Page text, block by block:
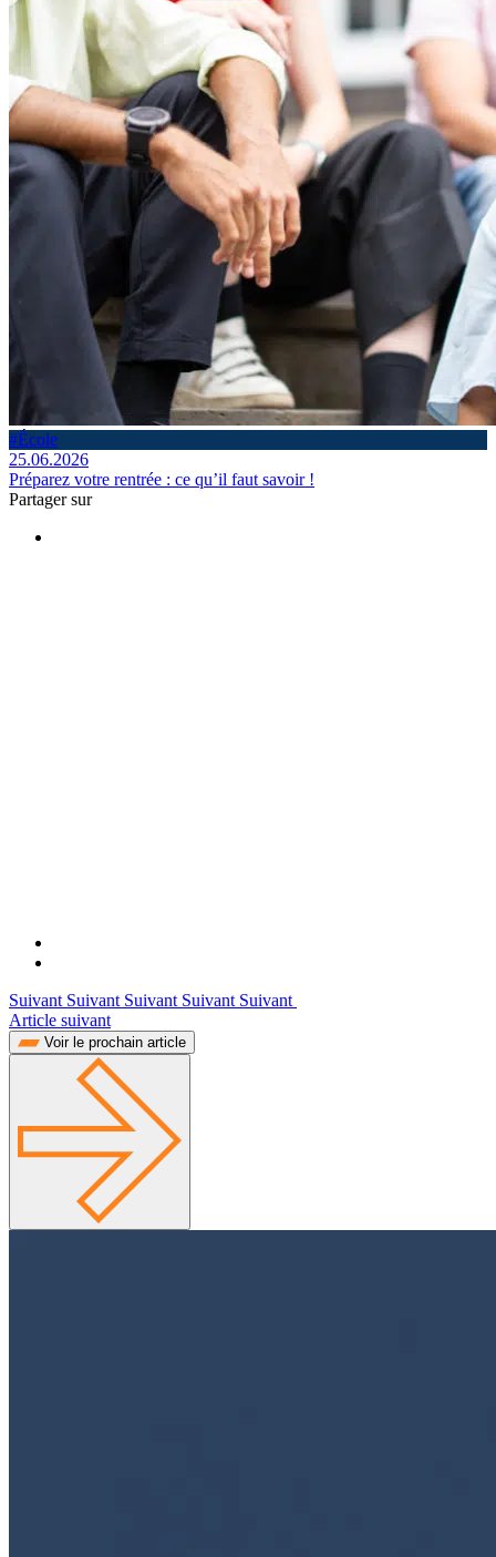
#École
25.06.2026
Préparez votre rentrée : ce qu’il faut savoir !
Partager sur
Suivant Suivant Suivant Suivant Suivant
Article suivant
Voir le prochain article